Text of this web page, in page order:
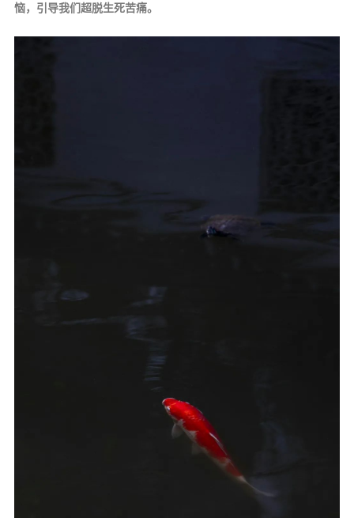
恼，引导我们超脱生死苦痛。